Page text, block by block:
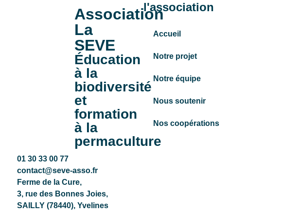
Association
La
SEVE
Éducation
à la
biodiversité
et
formation
à la
permaculture
01 30 33 00 77
contact@seve-asso.fr
Ferme de la Cure,
3, rue des Bonnes Joies,
SAILLY (78440), Yvelines
l'association
Accueil
Notre projet
Notre équipe
Nous soutenir
Nos coopérations